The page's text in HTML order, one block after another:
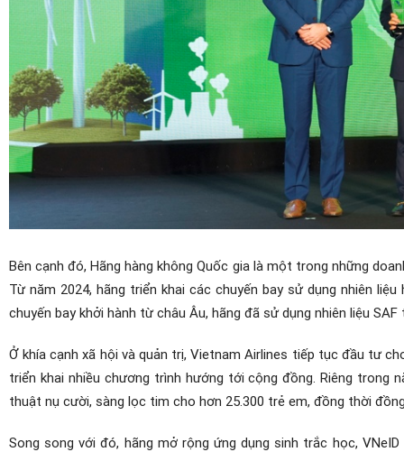
Bên cạnh đó, Hãng hàng không Quốc gia là một trong những
Từ năm 2024, hãng triển khai các chuyến bay sử dụng nhiên
chuyến bay khởi hành từ châu Âu, hãng đã sử dụng nhiên liệu
Ở khía cạnh xã hội và quản trị, Vietnam Airlines tiếp tục đầu tư
triển khai nhiều chương trình hướng tới cộng đồng. Riêng trong
thuật nụ cười, sàng lọc tim cho hơn 25.300 trẻ em, đồng thời
Song song với đó, hãng mở rộng ứng dụng sinh trắc học,